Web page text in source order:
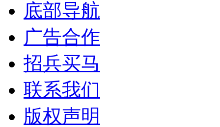
底部导航
广告合作
招兵买马
联系我们
版权声明